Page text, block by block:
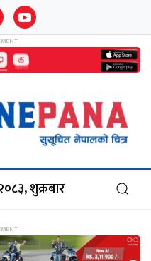
शुक्रबार